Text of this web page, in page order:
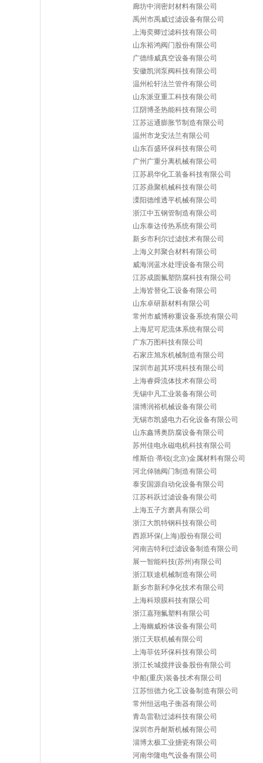
廊坊中润密封材料有限公司
禹州市禹威过滤设备有限公司
上海奕卿过滤科技有限公司
山东裕鸿阀门股份有限公司
广德缔威真空设备有限公司
安徽凯润泵阀科技有限公司
温州松轩法兰管件有限公司
山东派亚重工科技有限公司
江阴博圣热能科技有限公司
江苏运通膨胀节制造有限公司
温州市龙安法兰有限公司
山东百盛环保科技有限公司
广州广重分离机械有限公司
江苏易华化工装备科技有限公司
江苏鼎聚机械科技有限公司
溧阳德维透平机械有限公司
浙江中五钢管制造有限公司
山东泰达传热系统有限公司
新乡市利尔过滤技术有限公司
上海义邦聚合材料有限公司
威海润蓝水处理设备有限公司
江苏成圆氟塑防腐科技有限公司
上海皆替化工设备有限公司
山东卓研新材料有限公司
常州市威博称重设备系统有限公司
上海尼可尼流体系统有限公司
广东万图科技有限公司
石家庄旭东机械制造有限公司
深圳市超其环境科技有限公司
上海睿舜流体技术有限公司
无锡中凡工业装备有限公司
淄博润裕机械设备有限公司
无锡市凯盛电力石化设备有限公司
山东鑫博奥防腐设备有限公司
苏州佳电永磁电机科技有限公司
维斯伯·蒂锐(北京)金属材料有限公司
河北倬驰阀门制造有限公司
泰安国源自动化设备有限公司
江苏科跃过滤设备有限公司
上海五子方磨具有限公司
浙江大凯特钢科技有限公司
西原环保(上海)股份有限公司
河南吉特利过滤设备制造有限公司
展一智能科技(苏州)有限公司
浙江联途机械制造有限公司
新乡市新利净化技术有限公司
上海科琅膜科技有限公司
浙江嘉翔氟塑料有限公司
上海幽威粉体设备有限公司
浙江天联机械有限公司
上海菲佐环保科技有限公司
浙江长城搅拌设备股份有限公司
中船(重庆)装备技术有限公司
江苏恒德力化工设备制造有限公司
常州恒远电子衡器有限公司
青岛雷勒过滤科技有限公司
深圳市丹耐斯机械有限公司
淄博太极工业搪瓷有限公司
河南华隆电气设备有限公司